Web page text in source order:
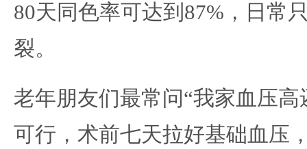
80天同色率可达到87%，日常
裂。
老年朋友们最常问“我家血压
可行，术前七天拉好基础血压